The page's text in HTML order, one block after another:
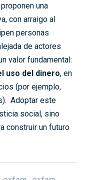
una
con arraigo al
personas
de actores
valor fundamental:
uso del dinero, en
(por ejemplo,
Adoptar este
social, sino
construir un futuro